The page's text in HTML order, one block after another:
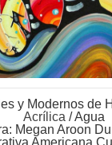
y Modernos de
Acrílica / Agua
Megan Aroon
Americana